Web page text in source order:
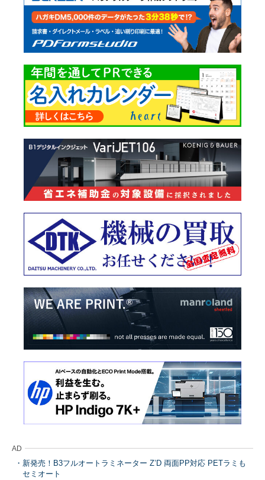
AD
新発売！B3フルオートラミネーター Z’D 両面PP対応 PETラミも
セミオート